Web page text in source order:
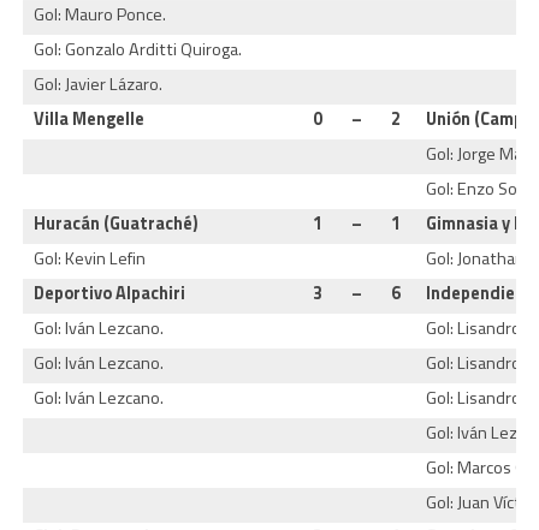
Gol: Mauro Ponce.
Gol: Gonzalo Arditti Quiroga.
Gol: Javier Lázaro.
Villa Mengelle
0 – 2
Unión
Gol: Jorge
Gol: Enzo
Huracán (Guatraché)
1 – 1
Gimnasia y
Gol: Kevin Lefin
Gol: Jonathan
Deportivo Alpachiri
3 – 6
Gol: Iván Lezcano.
Gol: Lisandro
Gol: Iván Lezcano.
Gol: Lisandro
Gol: Iván Lezcano.
Gol: Lisandro
Gol: Iván
Gol: Marcos
Gol: Juan